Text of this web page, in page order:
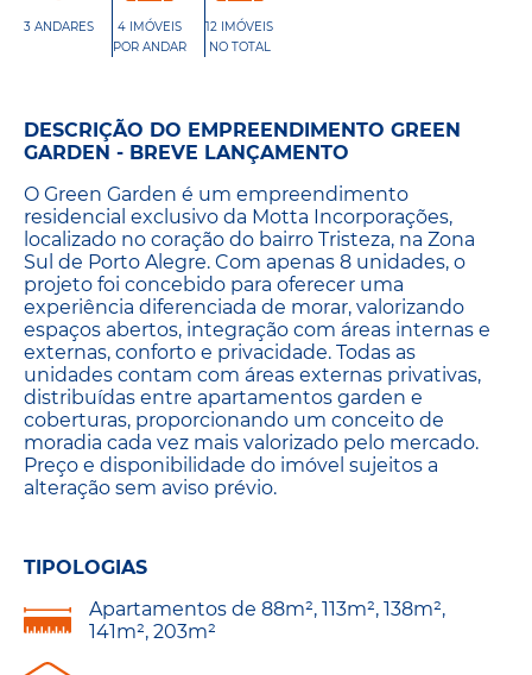
3 ANDARES
4 IMÓVEIS
POR ANDAR
12 IMÓVEIS
NO TOTAL
DESCRIÇÃO DO EMPREENDIMENTO GREEN
GARDEN - BREVE LANÇAMENTO
O Green Garden é um empreendimento
residencial exclusivo da Motta Incorporações,
localizado no coração do bairro Tristeza, na Zona
Sul de Porto Alegre. Com apenas 8 unidades, o
projeto foi concebido para oferecer uma
experiência diferenciada de morar, valorizando
espaços abertos, integração com áreas internas e
externas, conforto e privacidade. Todas as
unidades contam com áreas externas privativas,
distribuídas entre apartamentos garden e
coberturas, proporcionando um conceito de
moradia cada vez mais valorizado pelo mercado.
Preço e disponibilidade do imóvel sujeitos a
alteração sem aviso prévio.
TIPOLOGIAS
Apartamentos de 88m², 113m², 138m²,
141m², 203m²